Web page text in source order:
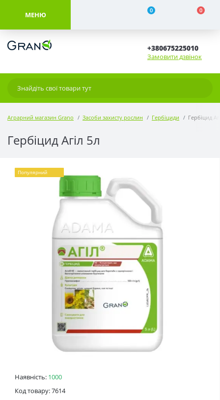
МЕНЮ 0 0
+380675225010
Замовити дзвінок
Аграрний магазин Grano Засоби захисту рослин Гербіциди Гербіцид
Гербіцид Агіл 5л
Наявність: 1000
Код товару: 7614
Популярний